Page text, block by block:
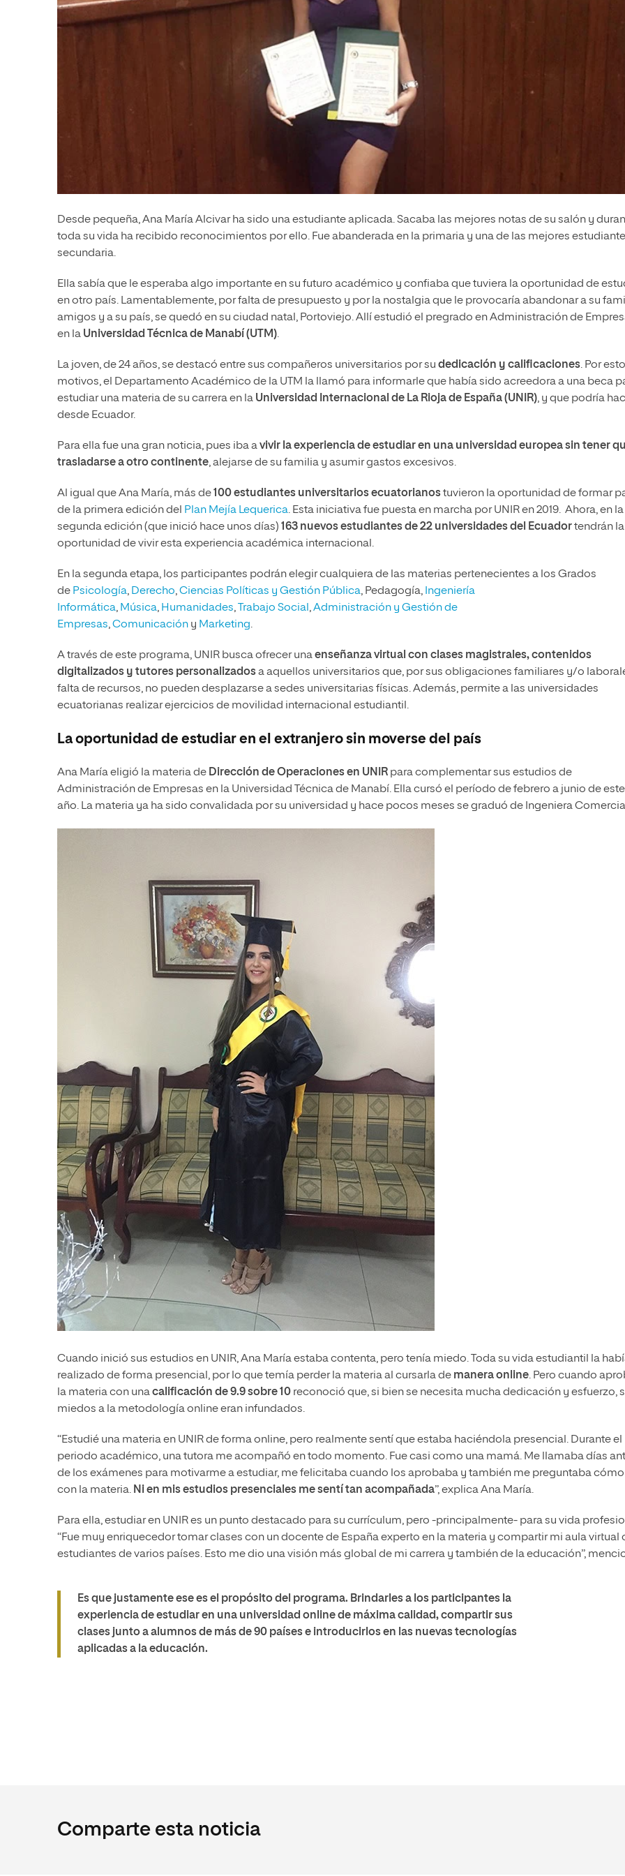
Desde pequeña, Ana María Alcivar ha sido una estudiante aplicada. Sacaba las mejores notas de su salón y
toda su vida ha recibido reconocimientos por ello. Fue abanderada en la primaria y una de las mejores
secundaria.
Ella sabía que le esperaba algo importante en su futuro académico y confiaba que tuviera la oportunidad de
en otro país. Lamentablemente, por falta de presupuesto y por la nostalgia que le provocaría abandonar a su
amigos y a su país, se quedó en su ciudad natal, Portoviejo. Allí estudió el pregrado en Administración de
en la Universidad Técnica de Manabí (UTM).
La joven, de 24 años, se destacó entre sus compañeros universitarios por su dedicación y calificaciones. Por
motivos, el Departamento Académico de la UTM la llamó para informarle que había sido acreedora a una beca
estudiar una materia de su carrera en la Universidad Internacional de La Rioja de España (UNIR), y que podría
desde Ecuador.
Para ella fue una gran noticia, pues iba avivir la experiencia de estudiar en una universidad europea sin tener
trasladarse a otro continente, alejarse de su familia y asumir gastos excesivos.
Al igual que Ana María, más de100 estudiantes universitarios ecuatorianostuvieron la oportunidad de formar
de la primera edición del Plan Mejía Lequerica. Esta iniciativa fue puesta en marcha por UNIR en 2019. Ahora, en la
segunda edición (que inició hace unos días) 163 nuevos estudiantes de 22 universidades del Ecuadortendrán la
oportunidad de vivir esta experiencia académica internacional.
En la segunda etapa, los participantes podrán elegir cualquiera de las materias pertenecientes a los Grados
de Psicología, Derecho,Ciencias Políticas y Gestión Pública, Pedagogía, Ingeniería
Informática, Música, Humanidades, Trabajo Social ,Administración y Gestión de
Empresas,Comunicación y Marketing.
A través de este programa, UNIR busca ofrecer unaenseñanza virtual con clases magistrales, contenidos
digitalizados y tutores personalizadosa aquellos universitarios que, por sus obligaciones familiares y/o
falta de recursos, no pueden desplazarse a sedes universitarias físicas. Además, permite a las universidades
ecuatorianas realizar ejercicios de movilidad internacional estudiantil.
La oportunidad de estudiar en el extranjero sin moverse del país
Ana María eligió la materia de Dirección de Operaciones en UNIR para complementar sus estudios de
Administración de Empresas en la Universidad Técnica de Manabí. Ella cursó el período de febrero a junio de este
año. La materia ya ha sido convalidada por su universidad y hace pocos meses se graduó de Ingeniera
Cuando inició sus estudios en UNIR, Ana María estaba contenta, pero tenía miedo. Toda su vida estudiantil la
realizado de forma presencial, por lo que temía perder la materia al cursarla de manera online. Pero cuando
la materia con unacalificación de 9.9 sobre 10 reconoció que, si bien se necesita mucha dedicación y esfuerzo,
miedos a la metodología online eran infundados.
“Estudié una materia en UNIR de forma online, pero realmente sentí que estaba haciéndola presencial. Durante el
periodo académico, una tutora me acompañó en todo momento. Fue casi como una mamá. Me llamaba días
de los exámenes para motivarme a estudiar, me felicitaba cuando los aprobaba y también me preguntaba
con la materia. Ni en mis estudios presenciales me sentí tan acompañada”, explica Ana María.
Para ella, estudiar en UNIR es un punto destacado para su currículum, pero -principalmente- para su vida
“Fue muy enriquecedor tomar clases con un docente de España experto en la materia y compartir mi aula virtual
estudiantes de varios países. Esto me dio una visión más global de mi carrera y también de la educación”,
Es que justamente ese es el propósito del programa. Brindarles a los participantes la
experiencia de estudiar en una universidad online de máxima calidad, compartir sus
clases junto aalumnos de más de 90 paísese introducirlos en las nuevas tecnologías
aplicadas a la educación.
Comparte esta noticia